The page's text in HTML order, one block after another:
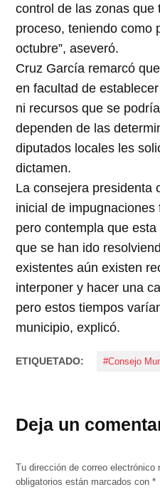
control de las zonas que
proceso, teniendo como
octubre”, aseveró.
Cruz García remarcó
en facultad de
ni recursos que se
dependen de las
diputados locales les
dictamen.
La consejera presidenta
inicial de
pero contempla que
que se han ido
existentes aún existen
interponer y hacer una
pero estos tiempos
municipio, explicó.
ETIQUETADO: #Consejo
Deja un
Tu dirección de correo electrónico
obligatorios están marcados con*